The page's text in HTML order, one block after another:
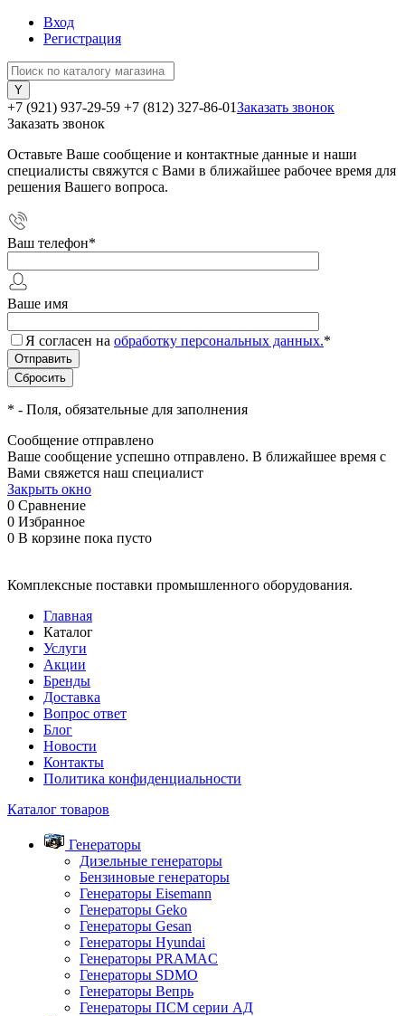
Вход
Регистрация
+7 (921) 937-29-59 +7 (812) 327-86-01Заказать звонок
Заказать звонок
Оставьте Ваше сообщение и контактные данные и наши
специалисты свяжутся с Вами в ближайшее рабочее время для
решения Вашего вопроса.
Ваш телефон*
Ваше имя
Я согласен на обработку персональных данных.*
* - Поля, обязательные для заполнения
Сообщение отправлено
Ваше сообщение успешно отправлено. В ближайшее время с
Вами свяжется наш специалист
Закрыть окно
0 Сравнение
0 Избранное
0 В корзине пока пусто
Комплексные поставки промышленного оборудования.
Главная
Каталог
Услуги
Акции
Бренды
Доставка
Вопрос ответ
Блог
Новости
Контакты
Политика конфиденциальности
Каталог товаров
Генераторы
Дизельные генераторы
Бензиновые генераторы
Генераторы Eisemann
Генераторы Geko
Генераторы Gesan
Генераторы Hyundai
Генераторы PRAMAC
Генераторы SDMO
Генераторы Вепрь
Генераторы ПСМ серии АД